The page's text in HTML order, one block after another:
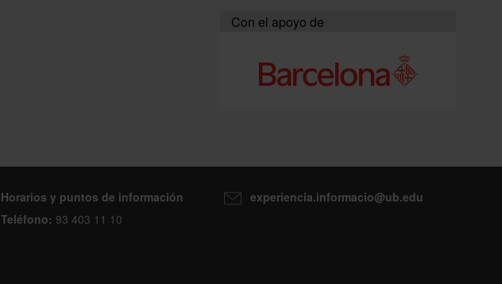
Con el apoyo de
Horarios y puntos de información
Teléfono: 93 403 11 10
experiencia.informacio@ub.edu